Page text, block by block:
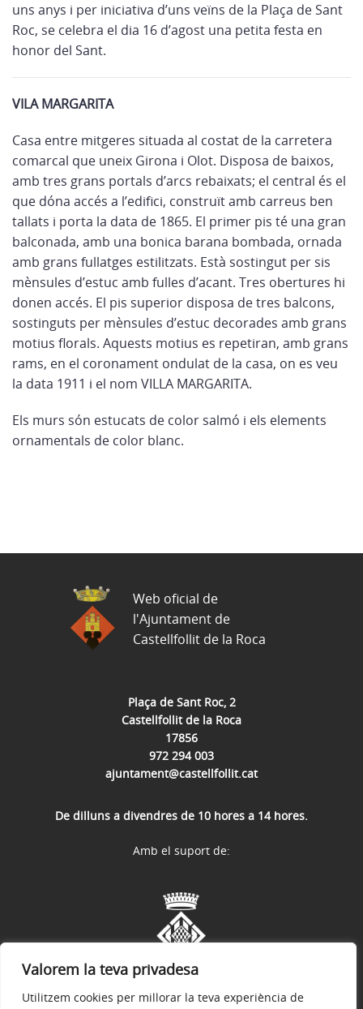
Valorem la teva privadesa
Utilitzem cookies per millorar la teva experiència de
uns anys i per iniciativa d’uns veïns de la Plaça de Sant
Roc, se celebra el dia 16 d’agost una petita festa en
honor del Sant.
VILA MARGARITA
Casa entre mitgeres situada al costat de la carretera
comarcal que uneix Girona i Olot. Disposa de baixos,
amb tres grans portals d’arcs rebaixats; el central és el
que dóna accés a l’edifici, construït amb carreus ben
tallats i porta la data de 1865. El primer pis té una gran
balconada, amb una bonica barana bombada, ornada
amb grans fullatges estilitzats. Està sostingut per sis
mènsules d’estuc amb fulles d’acant. Tres obertures hi
donen accés. El pis superior disposa de tres balcons,
sostinguts per mènsules d’estuc decorades amb grans
motius florals. Aquests motius es repetiran, amb grans
rams, en el coronament ondulat de la casa, on es veu
la data 1911 i el nom VILLA MARGARITA.
Els murs són estucats de color salmó i els elements
ornamentals de color blanc.
Plaça de Sant Roc, 2
Castellfollit de la Roca
17856
972 294 003
ajuntament@castellfollit.cat
De dilluns a divendres de 10 hores a 14 hores.
Web oficial de
l'Ajuntament de
Castellfollit de la Roca
Amb el suport de: